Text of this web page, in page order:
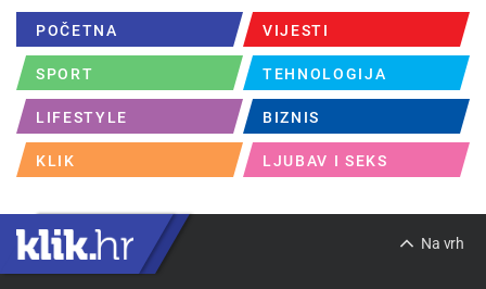
POČETNA VIJESTI
SPORT TEHNOLOGIJA
LIFESTYLE BIZNIS
KLIK LJUBAV I SEKS
Na vrh